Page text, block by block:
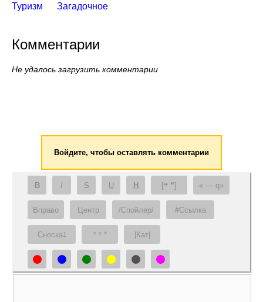
Туризм
Загадочное
Комментарии
Не удалось загрузить комментарии
Войдите, чтобы оставлять комментарии
B I S U H [❝ ❞] — q
Вправо Центр /Спойлер/ #Ссылка
Сноска1 * * * |Кат|